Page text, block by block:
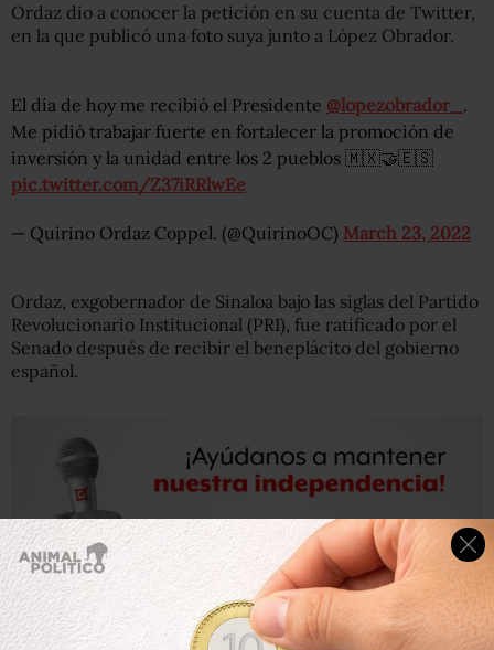
Ordaz dio a conocer la petición en su cuenta de Twitter,
en la que publicó una foto suya junto a López Obrador.
El día de hoy me recibió el Presidente @lopezobrador_ .
Me pidió trabajar fuerte en fortalecer la promoción de
inversión y la unidad entre los 2 pueblos 🇲🇽🤝🇪🇸
pic.twitter.com/Z37iRRlwEe
— Quirino Ordaz Coppel. (@QuirinoOC) March 23, 2022
Ordaz, exgobernador de Sinaloa bajo las siglas del Partido
Revolucionario Institucional (PRI), fue ratificado por el
Senado después de recibir el beneplácito del gobierno
español.